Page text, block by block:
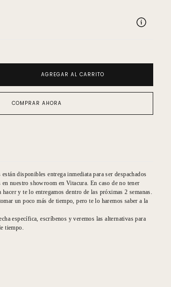
AGREGAR AL CARRITO
COMPRAR AHORA
disponibles entrega inmediata para ser despachados
nuestro showroom en Vitacura. En caso de no tener
y te lo entregamos dentro de las próximas 2 semanas.
un poco más de tiempo, pero te lo haremos saber a la
específica, escríbenos y veremos las alternativas para
tiempo.